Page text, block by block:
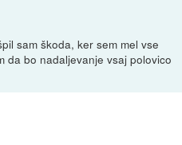
sam škoda, ker sem mel vse
da bo nadaljevanje vsaj polovico